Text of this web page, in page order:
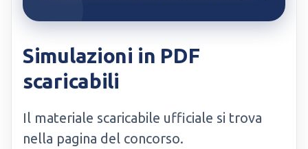
Simulazioni in PDF
scaricabili
Il materiale scaricabile ufficiale si trova
nella pagina del concorso.